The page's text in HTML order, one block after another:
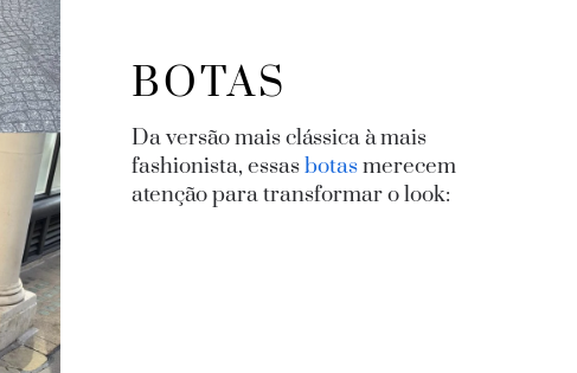
BOTAS
Da versão mais clássica à mais
fashionista, essasbotasmerecem
atenção para transformar o look: